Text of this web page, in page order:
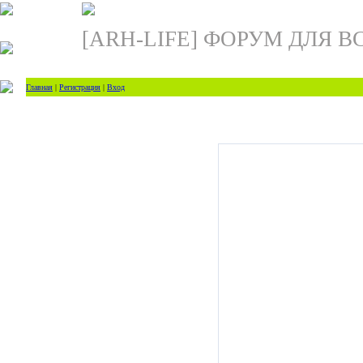
[ARH-LIFE] ФОРУМ ДЛЯ
Главная | Регистрация | Вход